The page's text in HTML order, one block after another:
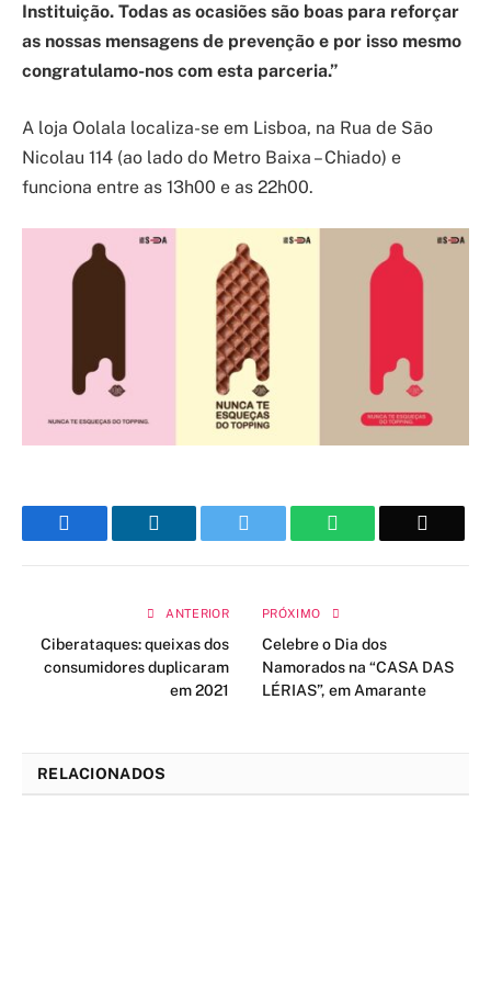
Instituição. Todas as ocasiões são boas para reforçar
as nossas mensagens de prevenção e por isso mesmo
congratulamo-nos com esta parceria.”
A loja Oolala localiza-se em Lisboa, na Rua de São
Nicolau 114 (ao lado do Metro Baixa – Chiado) e
funciona entre as 13h00 e as 22h00.
WhatsApp
ANTERIOR
Ciberataques: queixas dos
consumidores duplicaram
em 2021
PRÓXIMO
Celebre o Dia dos
Namorados na “CASA DAS
LÉRIAS”, em Amarante
RELACIONADOS